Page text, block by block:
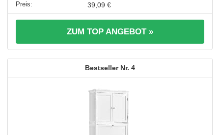
39,09 €
ZUM TOP ANGEBOT »
4